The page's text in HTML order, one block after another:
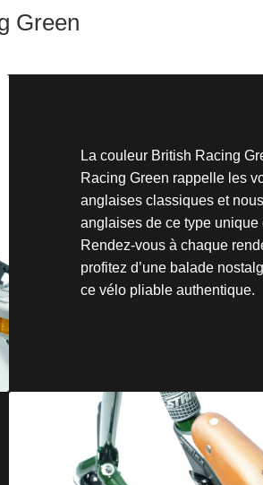
Green
La couleur British Racing
Racing Green rappelle les
anglaises classiques et
anglaises de ce type unique
Rendez-vous à chaque
profitez d’une balade
ce vélo pliable authentique.